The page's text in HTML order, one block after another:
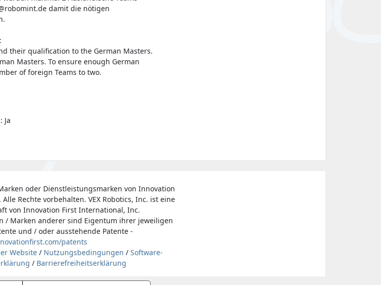
damit die nötigen
their qualification to the German Masters.
Masters. To ensure enough German
of foreign Teams to two.
Ja
oder Dienstleistungsmarken von Innovation
Alle Rechte vorbehalten. VEX Robotics, Inc. ist eine
von Innovation First International, Inc.
/ Marken anderer sind Eigentum ihrer jeweiligen
und / oder ausstehende Patente -
patents
Website/Nutzungsbedingungen / Software-
/ Barrierefreiheitserklärung